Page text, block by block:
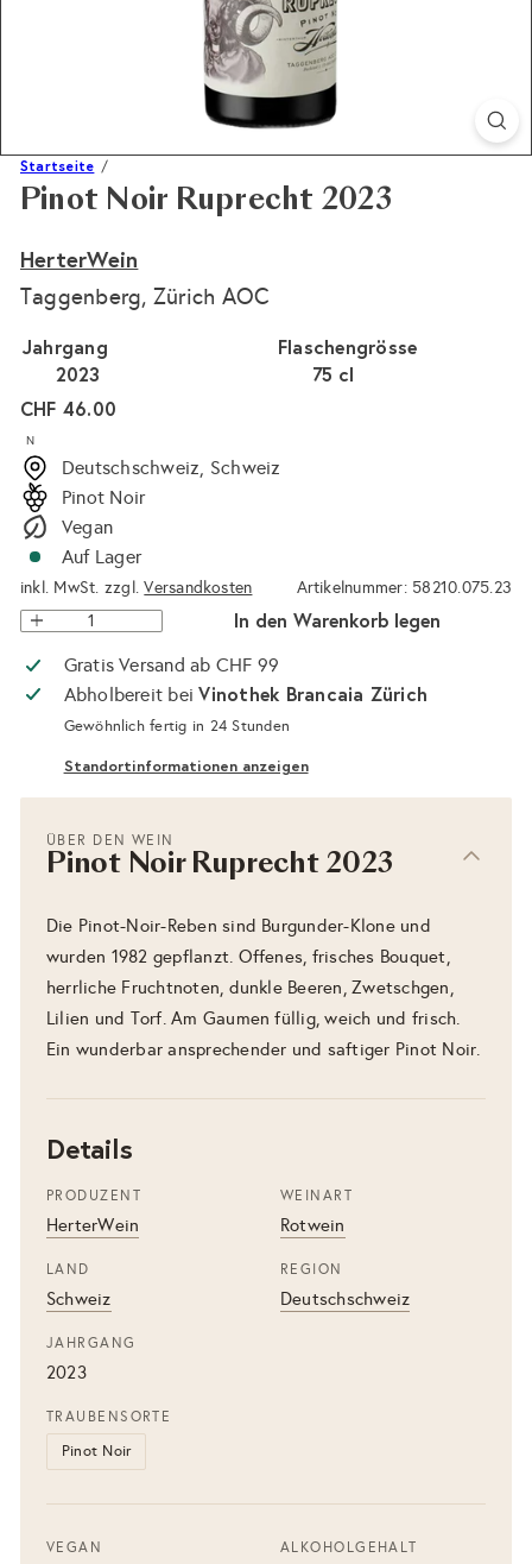
Startseite
Pinot Noir Ruprecht 2023
HerterWein
Taggenberg, Zürich AOC
Flaschengrösse
75 cl
Jahrgang
2023
Normaler
Preis
CHF 46.00
N
Deutschschweiz, Schweiz
Pinot Noir
Vegan
Auf Lager
inkl. MwSt. zzgl.Versandkosten Artikelnummer: 58210.075.23
In den Warenkorb legen
Gratis Versand ab CHF 99
Abholbereit beiVinothek Brancaia Zürich
Gewöhnlich fertig in 24 Stunden
Standortinformationen anzeigen
ÜBER DEN WEIN
Pinot Noir Ruprecht 2023
Die Pinot-Noir-Reben sind Burgunder-Klone und
wurden 1982 gepflanzt. Offenes, frisches Bouquet,
herrliche Fruchtnoten, dunkle Beeren, Zwetschgen,
Lilien und Torf. Am Gaumen füllig, weich und frisch.
Ein wunderbar ansprechender und saftiger Pinot Noir.
Details
PRODUZENT
HerterWein
WEINART
Rotwein
LAND
Schweiz
REGION
Deutschschweiz
JAHRGANG
2023
TRAUBENSORTE
Pinot Noir
VEGAN ALKOHOLGEHALT